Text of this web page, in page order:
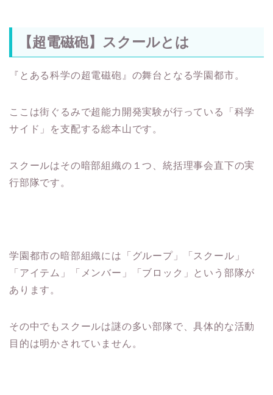
【超電磁砲】スクールとは
『とある科学の超電磁砲』の舞台となる学園都市。
ここは街ぐるみで超能力開発実験が行っている「科学
サイド」を支配する総本山です。
スクールはその暗部組織の１つ、統括理事会直下の実
行部隊です。
学園都市の暗部組織には「グループ」「スクール」
「アイテム」「メンバー」「ブロック」という部隊が
あります。
その中でもスクールは謎の多い部隊で、具体的な活動
目的は明かされていません。